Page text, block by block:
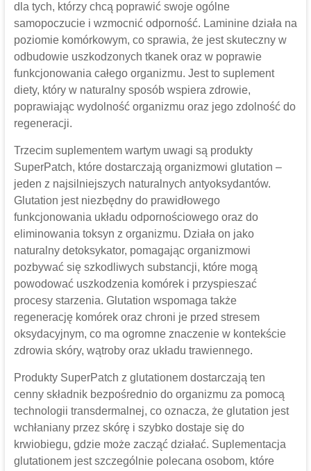
dla tych, którzy chcą poprawić swoje ogólne
samopoczucie i wzmocnić odporność. Laminine działa na
poziomie komórkowym, co sprawia, że jest skuteczny w
odbudowie uszkodzonych tkanek oraz w poprawie
funkcjonowania całego organizmu. Jest to suplement
diety, który w naturalny sposób wspiera zdrowie,
poprawiając wydolność organizmu oraz jego zdolność do
regeneracji.
Trzecim suplementem wartym uwagi są produkty
SuperPatch, które dostarczają organizmowi glutation –
jeden z najsilniejszych naturalnych antyoksydantów.
Glutation jest niezbędny do prawidłowego
funkcjonowania układu odpornościowego oraz do
eliminowania toksyn z organizmu. Działa on jako
naturalny detoksykator, pomagając organizmowi
pozbywać się szkodliwych substancji, które mogą
powodować uszkodzenia komórek i przyspieszać
procesy starzenia. Glutation wspomaga także
regenerację komórek oraz chroni je przed stresem
oksydacyjnym, co ma ogromne znaczenie w kontekście
zdrowia skóry, wątroby oraz układu trawiennego.
Produkty SuperPatch z glutationem dostarczają ten
cenny składnik bezpośrednio do organizmu za pomocą
technologii transdermalnej, co oznacza, że glutation jest
wchłaniany przez skórę i szybko dostaje się do
krwiobiegu, gdzie może zacząć działać. Suplementacja
glutationem jest szczególnie polecana osobom, które